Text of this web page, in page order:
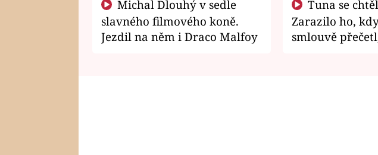
slavného filmového koně.
Jezdil na něm i Draco Malfoy
Zarazilo ho,
smlouvě